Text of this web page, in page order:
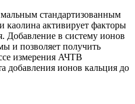
стандартизованным
активирует факторы
Добавление в систему ионов
и позволяет получить
измерения АЧТВ
добавления ионов кальция до